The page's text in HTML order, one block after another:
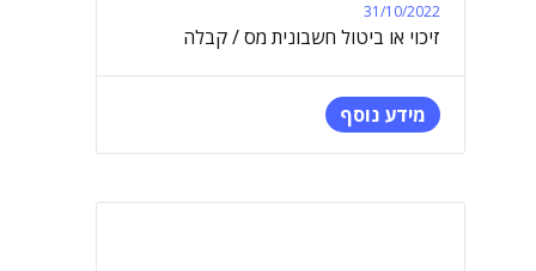
31/10/2022
זיכוי או ביטול חשבונית מס / קבלה
מידע נוסף